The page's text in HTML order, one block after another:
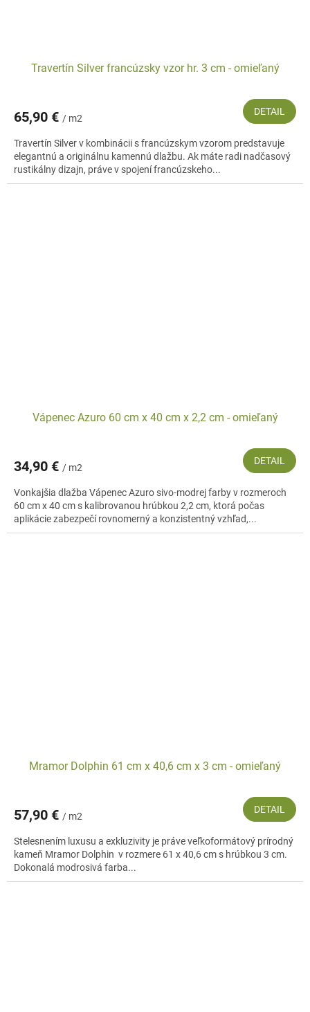
Travertín Silver francúzsky vzor hr. 3 cm - omieľaný
65,90 € / m2
DETAIL
Travertín Silver v kombinácii s francúzskym vzorom predstavuje
elegantnú a originálnu kamennú dlažbu. Ak máte radi nadčasový
rustikálny dizajn, práve v spojení francúzskeho...
Vápenec Azuro 60 cm x 40 cm x 2,2 cm - omieľaný
34,90 € / m2
DETAIL
Vonkajšia dlažba Vápenec Azuro sivo-modrej farby v rozmeroch
60 cm x 40 cm s kalibrovanou hrúbkou 2,2 cm, ktorá počas
aplikácie zabezpečí rovnomerný a konzistentný vzhľad,...
Mramor Dolphin 61 cm x 40,6 cm x 3 cm - omieľaný
57,90 € / m2
DETAIL
Stelesnením luxusu a exkluzivity je práve veľkoformátový prírodný
kameň Mramor Dolphin v rozmere 61 x 40,6 cm s hrúbkou 3 cm.
Dokonalá modrosivá farba...